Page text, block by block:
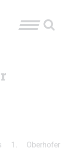
1. Oberhofer